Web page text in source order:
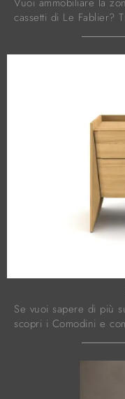
cassetti di Le Fablier?
Se vuoi sapere di più
scopri i Comodini e